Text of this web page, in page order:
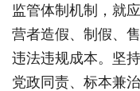
监管体制机制，就
营者造假、制假、
违法违规成本。坚
党政同责、标本兼